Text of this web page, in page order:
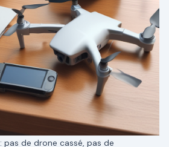
: pas de drone cassé, pas de